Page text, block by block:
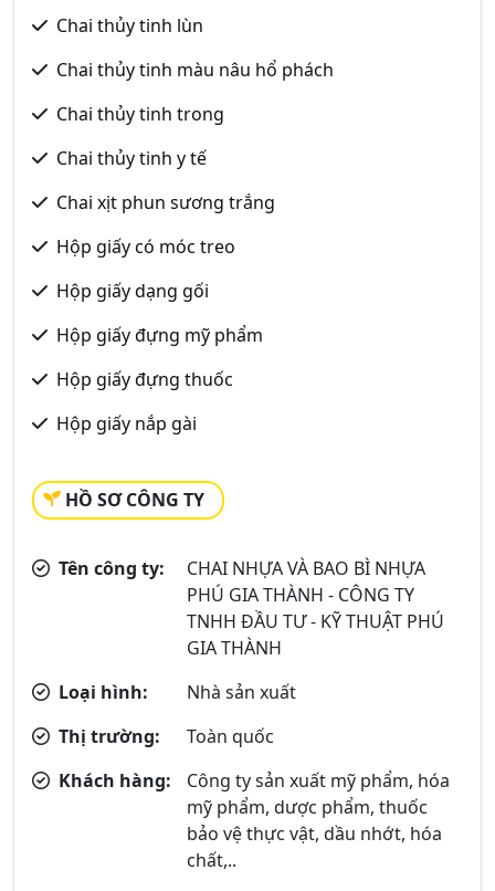
Chai thủy tinh lùn
Chai thủy tinh màu nâu hổ phách
Chai thủy tinh trong
Chai thủy tinh y tế
Chai xịt phun sương trắng
Hộp giấy có móc treo
Hộp giấy dạng gối
Hộp giấy đựng mỹ phẩm
Hộp giấy đựng thuốc
Hộp giấy nắp gài
HỒ SƠ CÔNG TY
Tên công ty:
CHAI NHỰA VÀ BAO BÌ NHỰA
PHÚ GIA THÀNH - CÔNG TY
TNHH ĐẦU TƯ - KỸ THUẬT PHÚ
GIA THÀNH
Loại hình:
Nhà sản xuất
Thị trường:
Toàn quốc
Khách hàng:
Công ty sản xuất mỹ phẩm, hóa
mỹ phẩm, dược phẩm, thuốc
bảo vệ thực vật, dầu nhớt, hóa
chất,..